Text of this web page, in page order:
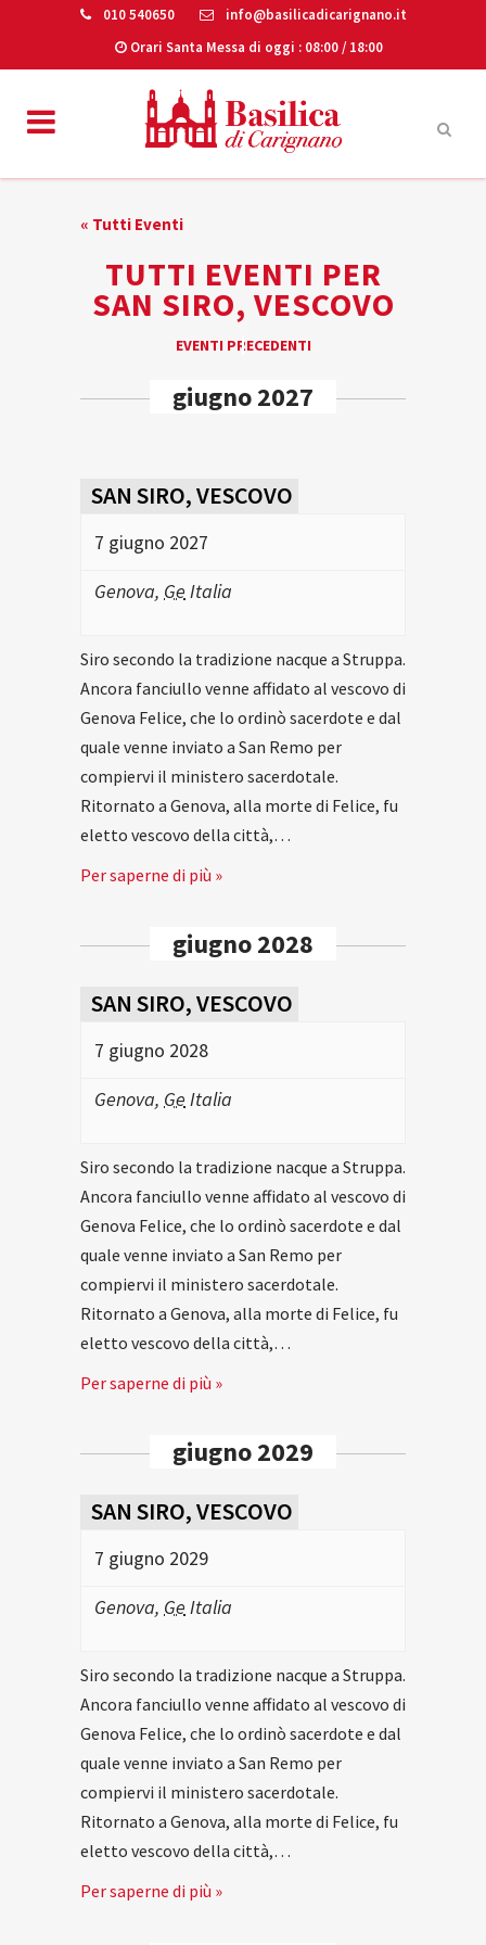
010 540650
info@basilicadicarignano.it
Orari Santa Messa di oggi : 08:00 / 18:00
« Tutti Eventi
TUTTI EVENTI PER
SAN SIRO, VESCOVO
NAVIGATION
EVENTI PRECEDENTI
giugno 2027
SAN SIRO, VESCOVO
7 giugno 2027
Genova, Ge Italia
Siro secondo la tradizione nacque a Struppa.
Ancora fanciullo venne affidato al vescovo di
Genova Felice, che lo ordinò sacerdote e dal
quale venne inviato a San Remo per
compiervi il ministero sacerdotale.
Ritornato a Genova, alla morte di Felice, fu
eletto vescovo della città,…
Per saperne di più »
giugno 2028
SAN SIRO, VESCOVO
7 giugno 2028
Genova, Ge Italia
Siro secondo la tradizione nacque a Struppa.
Ancora fanciullo venne affidato al vescovo di
Genova Felice, che lo ordinò sacerdote e dal
quale venne inviato a San Remo per
compiervi il ministero sacerdotale.
Ritornato a Genova, alla morte di Felice, fu
eletto vescovo della città,…
Per saperne di più »
giugno 2029
SAN SIRO, VESCOVO
7 giugno 2029
Genova, Ge Italia
Siro secondo la tradizione nacque a Struppa.
Ancora fanciullo venne affidato al vescovo di
Genova Felice, che lo ordinò sacerdote e dal
quale venne inviato a San Remo per
compiervi il ministero sacerdotale.
Ritornato a Genova, alla morte di Felice, fu
eletto vescovo della città,…
Per saperne di più »